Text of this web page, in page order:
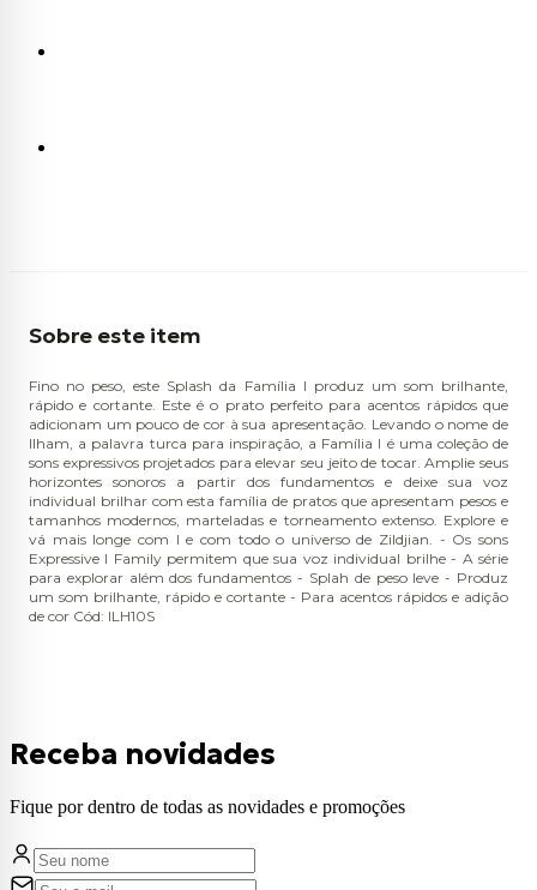
Sobre este item
Fino no peso, este Splash da Família I produz um som brilhante,
rápido e cortante. Este é o prato perfeito para acentos rápidos que
adicionam um pouco de cor à sua apresentação. Levando o nome de
Ilham, a palavra turca para inspiração, a Família I é uma coleção de
sons expressivos projetados para elevar seu jeito de tocar. Amplie seus
horizontes sonoros a partir dos fundamentos e deixe sua voz
individual brilhar com esta família de pratos que apresentam pesos e
tamanhos modernos, marteladas e torneamento extenso. Explore e
vá mais longe com I e com todo o universo de Zildjian. - Os sons
Expressive I Family permitem que sua voz individual brilhe - A série
para explorar além dos fundamentos - Splah de peso leve - Produz
um som brilhante, rápido e cortante - Para acentos rápidos e adição
de cor Cód: ILH10S
Receba novidades
Fique por dentro de todas as novidades e promoções